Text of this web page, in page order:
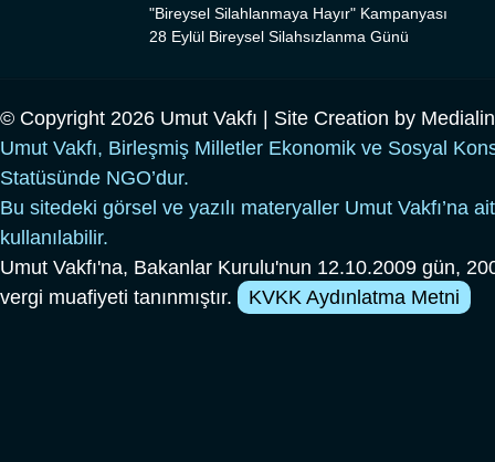
"Bireysel Silahlanmaya Hayır" Kampanyası
28 Eylül Bireysel Silahsızlanma Günü
© Copyright 2026 Umut Vakfı | Site Creation by
Umut Vakfı, Birleşmiş Milletler Ekonomik ve Sosyal
Statüsünde NGO’dur.
Bu sitedeki görsel ve yazılı materyaller Umut Vakfı’na
kullanılabilir.
Umut Vakfı'na, Bakanlar Kurulu'nun 12.10.2009 gün,
vergi muafiyeti tanınmıştır.
KVKK Aydınlatma Metni